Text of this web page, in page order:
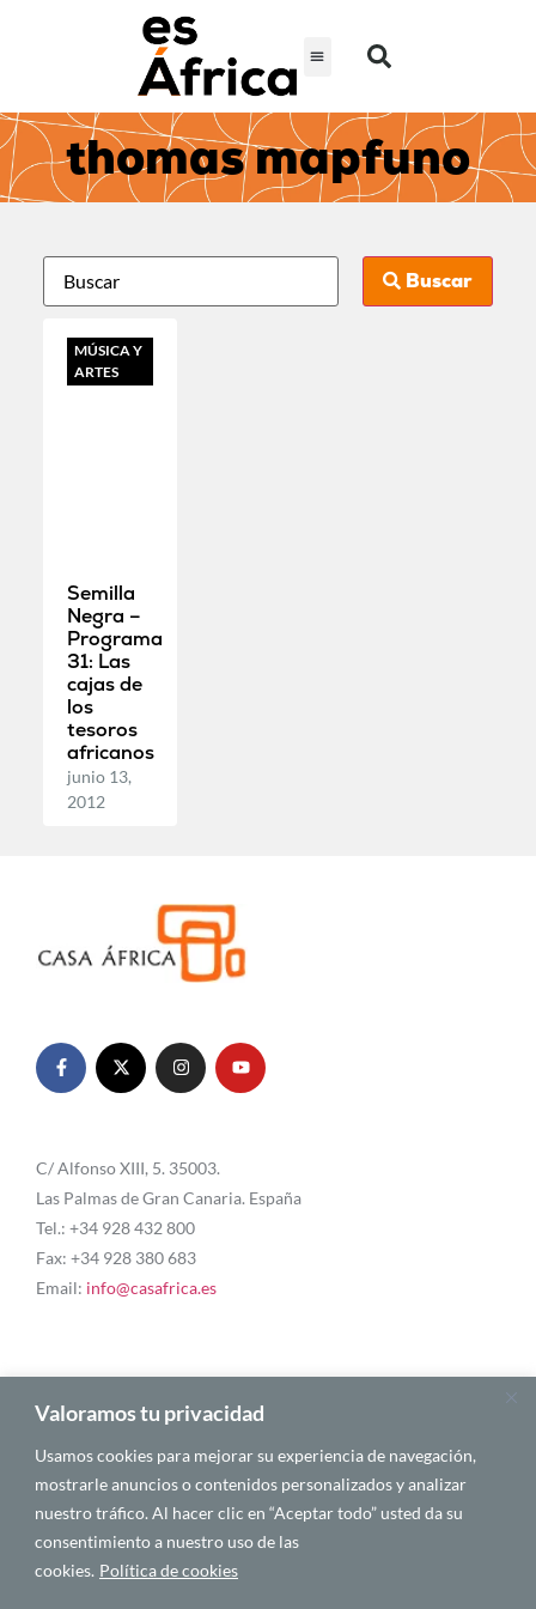
Valoramos tu privacidad
Usamos cookies para mejorar su experiencia de navegación,
mostrarle anuncios o contenidos personalizados y analizar
nuestro tráfico. Al hacer clic en “Aceptar todo” usted da su
consentimiento a nuestro uso de las
cookies. Política de cookies
thomas mapfuno
Buscar
MÚSICA Y
ARTES
Semilla
Negra –
Programa
31: Las
cajas de
los
tesoros
africanos
junio 13,
2012
C/ Alfonso XIII, 5. 35003.
Las Palmas de Gran Canaria. España
Tel.: +34 928 432 800
Fax: +34 928 380 683
Email: info@casafrica.es
Blog
Quiénes somos
Autores
Español